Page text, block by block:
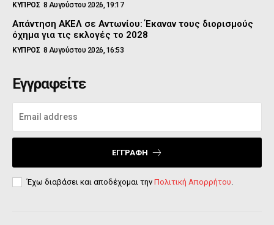
ΚΥΠΡΟΣ 8 Αυγούστου 2026, 19:17
Απάντηση ΑΚΕΛ σε Αντωνίου: Έκαναν τους διορισμούς
όχημα για τις εκλογές το 2028
ΚΥΠΡΟΣ 8 Αυγούστου 2026, 16:53
Εγγραφείτε
ΕΓΓΡΑΦΉ
Έχω διαβάσει και αποδέχομαι την Πολιτική Απορρήτου.